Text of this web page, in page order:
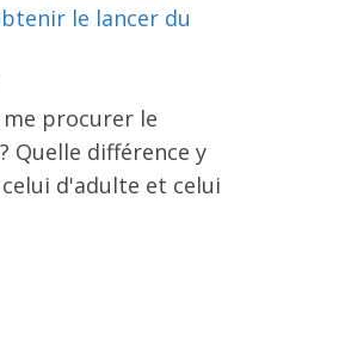
le lancer du
procurer le
Quelle différence y
d'adulte et celui